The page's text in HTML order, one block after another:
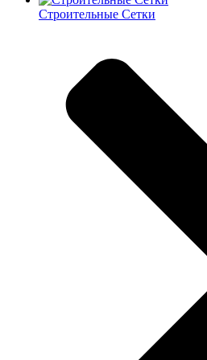
Строительные Сетки